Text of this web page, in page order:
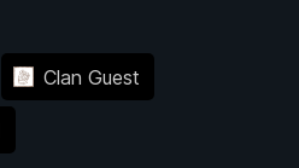
Clan Guest